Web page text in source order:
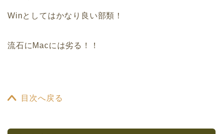
Winとしてはかなり良い部類！
流石にMacには劣る！！
目次へ戻る